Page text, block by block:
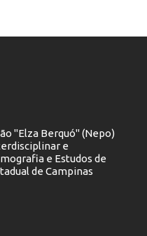
"Elza Berquó" (Nepo)
e
e Estudos de
de Campinas